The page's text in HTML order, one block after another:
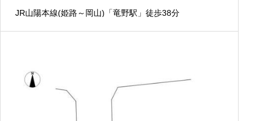
JR山陽本線(姫路～岡山)「竜野駅」徒歩38分